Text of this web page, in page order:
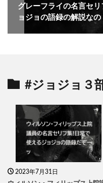
グレーフライの名言セ
ョジョの語録の解説なの
#ジョジョ３
2023年7月31日